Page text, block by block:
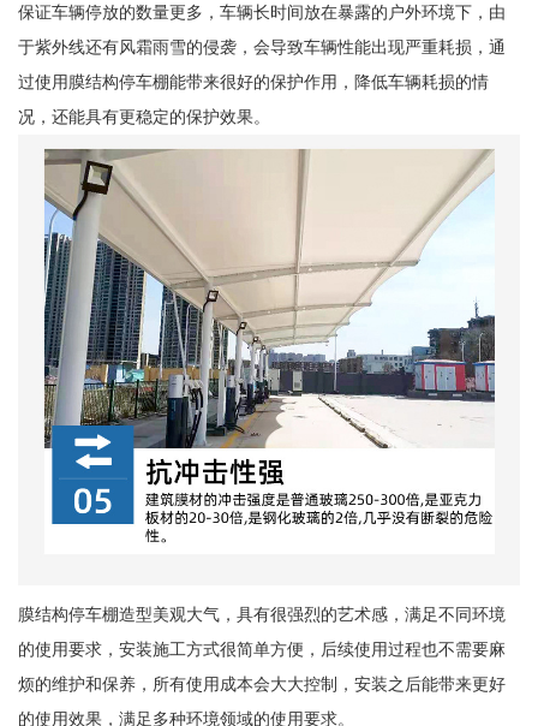
保证车辆停放的数量更多，车辆长时间放在暴露的户外环境下，由
于紫外线还有风霜雨雪的侵袭，会导致车辆性能出现严重耗损，通
过使用膜结构停车棚能带来很好的保护作用，降低车辆耗损的情
况，还能具有更稳定的保护效果。
膜结构停车棚造型美观大气，具有很强烈的艺术感，满足不同环境
的使用要求，安装施工方式很简单方便，后续使用过程也不需要麻
烦的维护和保养，所有使用成本会大大控制，安装之后能带来更好
的使用效果，满足多种环境领域的使用要求。